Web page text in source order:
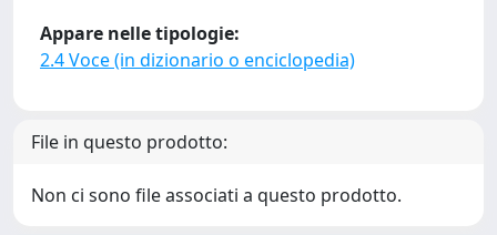
Appare nelle tipologie:
2.4 Voce (in dizionario o enciclopedia)
File in questo prodotto:
Non ci sono file associati a questo prodotto.